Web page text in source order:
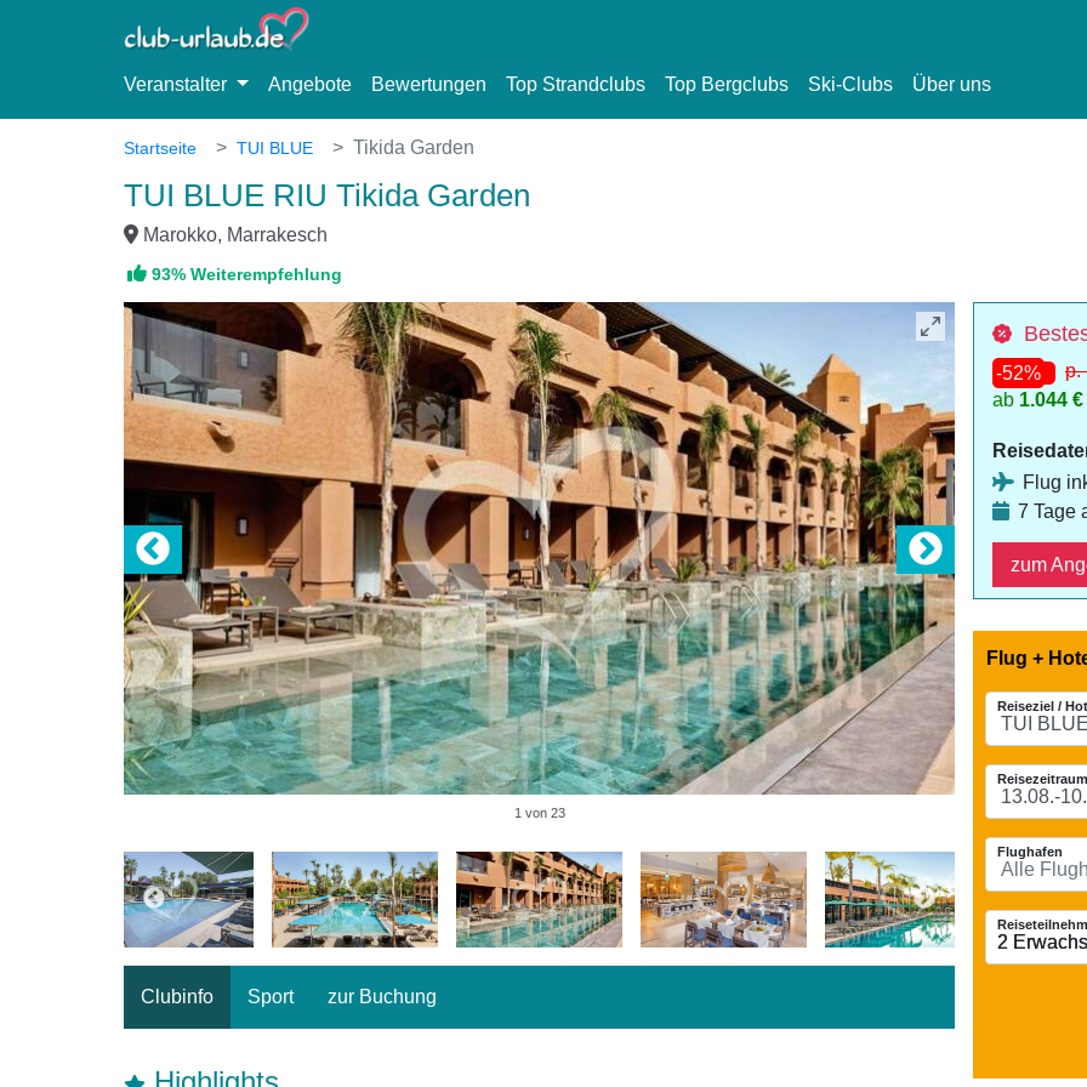
Veranstalter Angebote Bewertungen Top Strandclubs Top Bergclubs Ski-Clubs Über uns
Startseite TUI BLUE Tikida Garden
TUI BLUE RIU Tikida Garden
Marokko, Marrakesch
93% Weiterempfehlung
1 von 23
Clubinfo Sport zur Buchung
-52% p.
ab 1.044 €
Flug
7 Tage
zum
Flug +
Reiseziel /
Flughafen
2
2